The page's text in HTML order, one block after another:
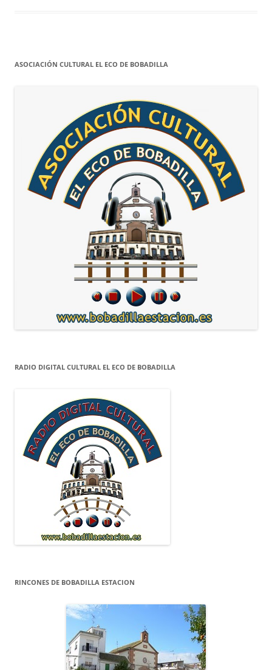
ASOCIACIÓN CULTURAL EL ECO DE BOBADILLA
RADIO DIGITAL CULTURAL EL ECO DE BOBADILLA
RINCONES DE BOBADILLA ESTACION